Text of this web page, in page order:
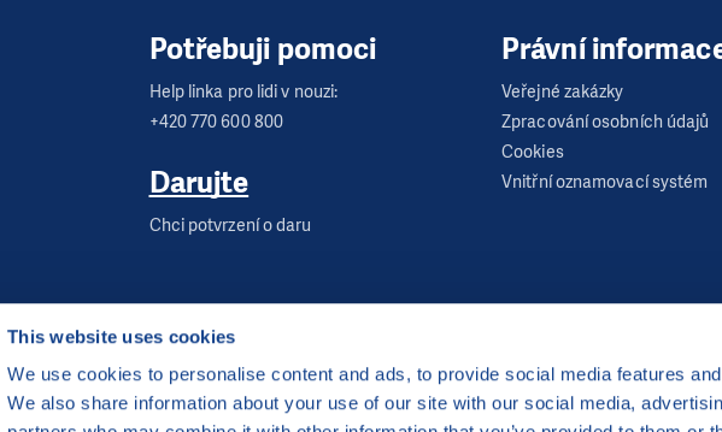
This website uses cookies
We use cookies to personalise content and ads, to provide social media features
We also share information about your use of our site with our social media,
Potřebuji pomoci
Help linka pro lidi v nouzi:
+420 770 600 800
Darujte
Chci potvrzení o daru
Právní
Veřejné zakázky
Zpracování osobních údajů
Cookies
Vnitřní oznamovací systém
, Šafaříkova 635/24, 120 00 Praha 2